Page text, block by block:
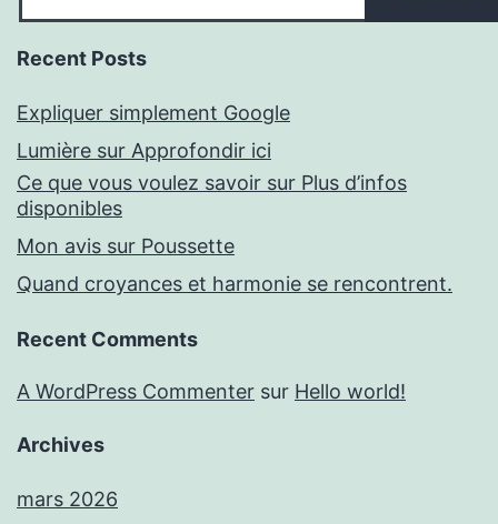
Recent Posts
Expliquer simplement Google
Lumière sur Approfondir ici
Ce que vous voulez savoir sur Plus d’infos
disponibles
Mon avis sur Poussette
Quand croyances et harmonie se rencontrent.
Recent Comments
A WordPress Commenter sur Hello world!
Archives
mars 2026